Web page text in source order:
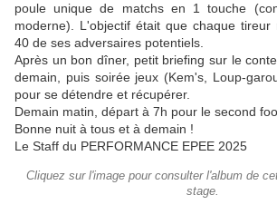
poule unique de matchs en 1 touche
moderne). L'objectif était que chaque tireur
40 de ses adversaires potentiels.
Après un bon dîner, petit briefing sur le
demain, puis soirée jeux (Kem's, Loup-
pour se détendre et récupérer.
Demain matin, départ à 7h pour le second
Bonne nuit à tous et à demain !
Le Staff du PERFORMANCE EPEE 2025
Cliquez sur l'image pour consulter l'album de
stage.